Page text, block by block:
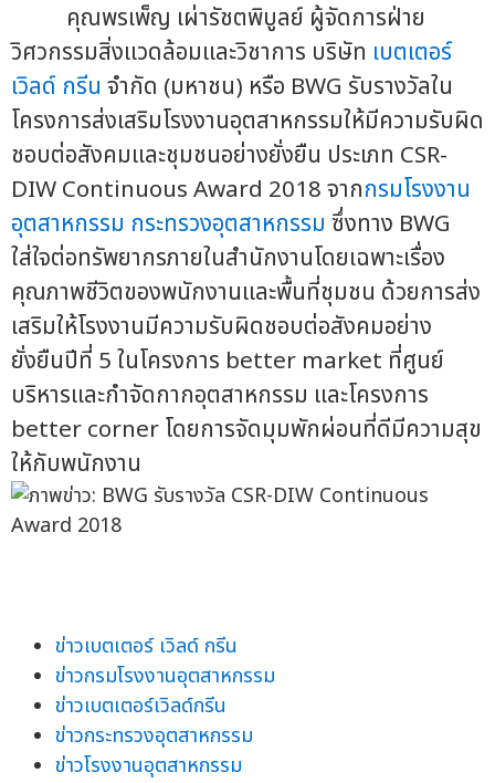
คุณพรเพ็ญ เผ่ารัชตพิบูลย์ ผู้จัดการฝ่าย
วิศวกรรมสิ่งแวดล้อมและวิชาการ บริษัท เบตเตอร์
เวิลด์ กรีน จำกัด (มหาชน) หรือ BWG รับรางวัลใน
โครงการส่งเสริมโรงงานอุตสาหกรรมให้มีความรับผิด
ชอบต่อสังคมและชุมชนอย่างยั่งยืน ประเภท CSR-
DIW Continuous Award 2018 จากกรมโรงงาน
อุตสาหกรรม กระทรวงอุตสาหกรรม ซึ่งทาง BWG
ใส่ใจต่อทรัพยากรภายในสำนักงานโดยเฉพาะเรื่อง
คุณภาพชีวิตของพนักงานและพื้นที่ชุมชน ด้วยการส่ง
เสริมให้โรงงานมีความรับผิดชอบต่อสังคมอย่าง
ยั่งยืนปีที่ 5 ในโครงการ better market ที่ศูนย์
บริหารและกำจัดกากอุตสาหกรรม และโครงการ
better corner โดยการจัดมุมพักผ่อนที่ดีมีความสุข
ให้กับพนักงาน
ข่าวเบตเตอร์ เวิลด์ กรีน
ข่าวกรมโรงงานอุตสาหกรรม
ข่าวเบตเตอร์เวิลด์กรีน
ข่าวกระทรวงอุตสาหกรรม
ข่าวโรงงานอุตสาหกรรม